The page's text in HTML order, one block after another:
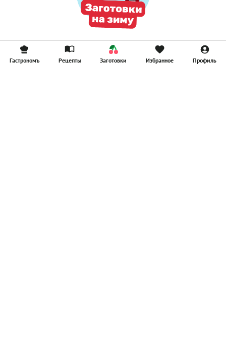
Гастрономъ Рецепты Заготовки Избранное Профиль